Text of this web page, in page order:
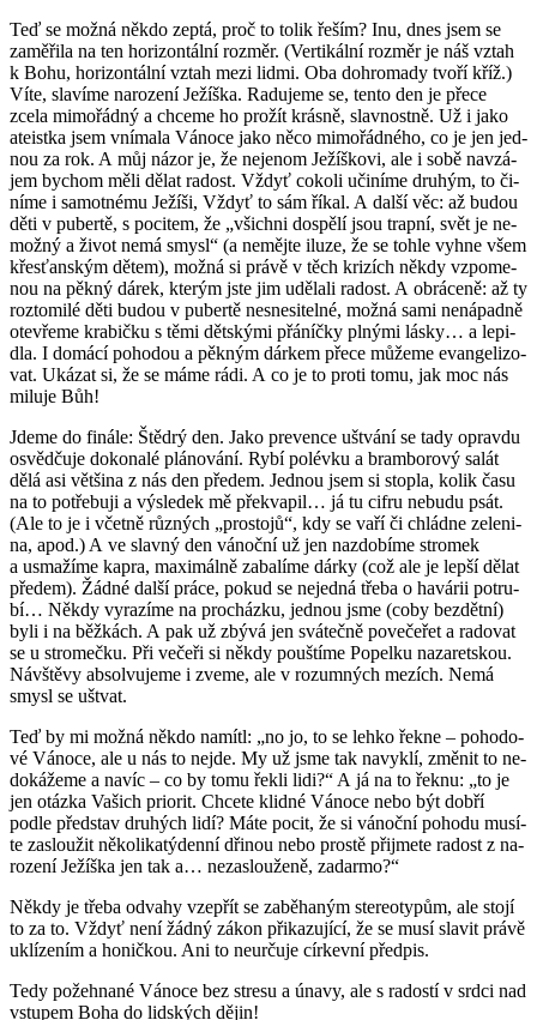
Teď se možná někdo zeptá, proč to tolik řeším? Inu, dnes jsem se
za­mě­ři­la na ten ho­ri­zon­tál­ní roz­měr. (Ver­ti­kál­ní roz­měr je náš vztah
k Bohu, ho­ri­zon­tál­ní vztah mezi lidmi. Oba do­hro­ma­dy tvoří kříž.)
Víte, sla­ví­me na­ro­ze­ní Je­žíška. Ra­du­je­me se, tento den je přece
zcela mi­mo­řád­ný a chce­me ho pro­žít krás­ně, slav­nost­ně. Už i jako
ate­ist­ka jsem vní­ma­la Vá­no­ce jako něco mi­mo­řád­né­ho, co je jen jed­
nou za rok. A můj názor je, že neje­nom Je­žíško­vi, ale i sobě na­vzá­
jem bychom měli dělat ra­dost. Vždyť co­ko­li uči­ní­me dru­hým, to či­
ní­me i sa­mot­né­mu Je­ží­ši, Vždyť to sám říkal. A další věc: až budou
děti v pu­ber­tě, s po­ci­tem, že „všich­ni do­spě­lí jsou trap­ní, svět je ne­
mož­ný a život nemá smysl“ (a ne­měj­te iluze, že se tohle vyhne všem
křes­ťan­ským dětem), možná si právě v těch kri­zích někdy vzpo­me­
nou na pěkný dárek, kte­rým jste jim udě­la­li ra­dost. A ob­rá­ce­ně: až ty
roz­to­mi­lé děti budou v pu­ber­tě ne­sne­si­tel­né, možná sami ne­ná­pad­ně
ote­vře­me kra­bič­ku s těmi dět­ský­mi přá­níč­ky pl­ný­mi lásky… a le­pi­
dla. I do­má­cí po­ho­dou a pěk­ným dár­kem přece mů­že­me evan­ge­li­zo­
vat. Uká­zat si, že se máme rádi. A co je to proti tomu, jak moc nás
mi­lu­je Bůh!
Jdeme do fi­ná­le: Štěd­rý den. Jako pre­ven­ce uštvá­ní se tady oprav­du
osvěd­ču­je do­ko­na­lé plá­no­vá­ní. Rybí po­lév­ku a bram­bo­ro­vý salát
dělá asi vět­ši­na z nás den pře­dem. Jed­nou jsem si stop­la, kolik času
na to po­tře­bu­ji a vý­sle­dek mě pře­kva­pil… já tu cifru ne­bu­du psát.
(Ale to je i včet­ně růz­ných „pro­sto­jů“, kdy se vaří či chlád­ne ze­le­ni­
na, apod.) A ve slav­ný den vá­noč­ní už jen na­zdo­bí­me stro­mek
a usma­ží­me kapra, ma­xi­mál­ně za­ba­lí­me dárky (což ale je lepší dělat
pře­dem). Žádné další práce, pokud se ne­jed­ná třeba o ha­vá­rii po­tru­
bí… Někdy vy­ra­zí­me na pro­cház­ku, jed­nou jsme (coby bezdět­ní)
byli i na běž­kách. A pak už zbývá jen svá­teč­ně po­ve­če­řet a ra­do­vat
se u stro­meč­ku. Při ve­če­ři si někdy pouš­tí­me Po­pel­ku na­za­ret­skou.
Ná­vštěvy ab­sol­vu­je­me i zveme, ale v ro­zum­ných me­zích. Nemá
smysl se uštvat.
Teď by mi možná někdo na­mí­tl: „no jo, to se lehko řekne – po­ho­do­
vé Vá­no­ce, ale u nás to nejde. My už jsme tak na­vyklí, změ­nit to ne­
do­ká­že­me a navíc – co by tomu řekli lidi?“ A já na to řeknu: „to je
jen otáz­ka Va­šich pri­o­rit. Chce­te klid­né Vá­no­ce nebo být dobří
podle před­stav dru­hých lidí? Máte pocit, že si vá­noč­ní po­ho­du mu­sí­
te za­slou­žit ně­ko­li­ka­tý­den­ní dři­nou nebo pros­tě při­jme­te ra­dost z na­
ro­ze­ní Je­žíška jen tak a… ne­za­slou­že­ně, za­dar­mo?“
Někdy je třeba od­va­hy vze­přít se za­bě­ha­ným ste­re­o­ty­pům, ale stojí
to za to. Vždyť není žádný zákon při­ka­zu­jí­cí, že se musí sla­vit právě
uklí­ze­ním a ho­nič­kou. Ani to ne­u­r­ču­je cír­kev­ní před­pis.
Tedy po­žeh­na­né Vá­no­ce bez stre­su a únavy, ale s ra­dos­tí v srdci nad
vstu­pem Boha do lid­ských dějin!